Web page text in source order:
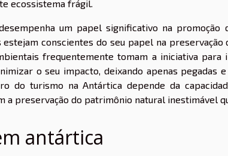
ecossistema frágil.
um papel significativo na promoção
conscientes do seu papel na preservação
frequentemente tomam a iniciativa
o seu impacto, deixando apenas pegadas e
do turismo na Antártica depende da
a preservação do patrimônio natural inestimável
antártica